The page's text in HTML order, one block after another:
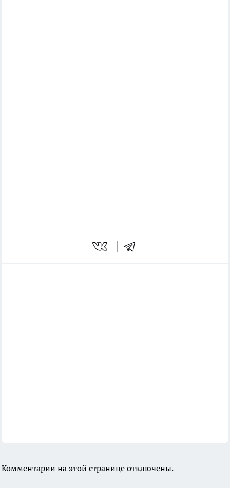
Комментарии на этой странице отключены.